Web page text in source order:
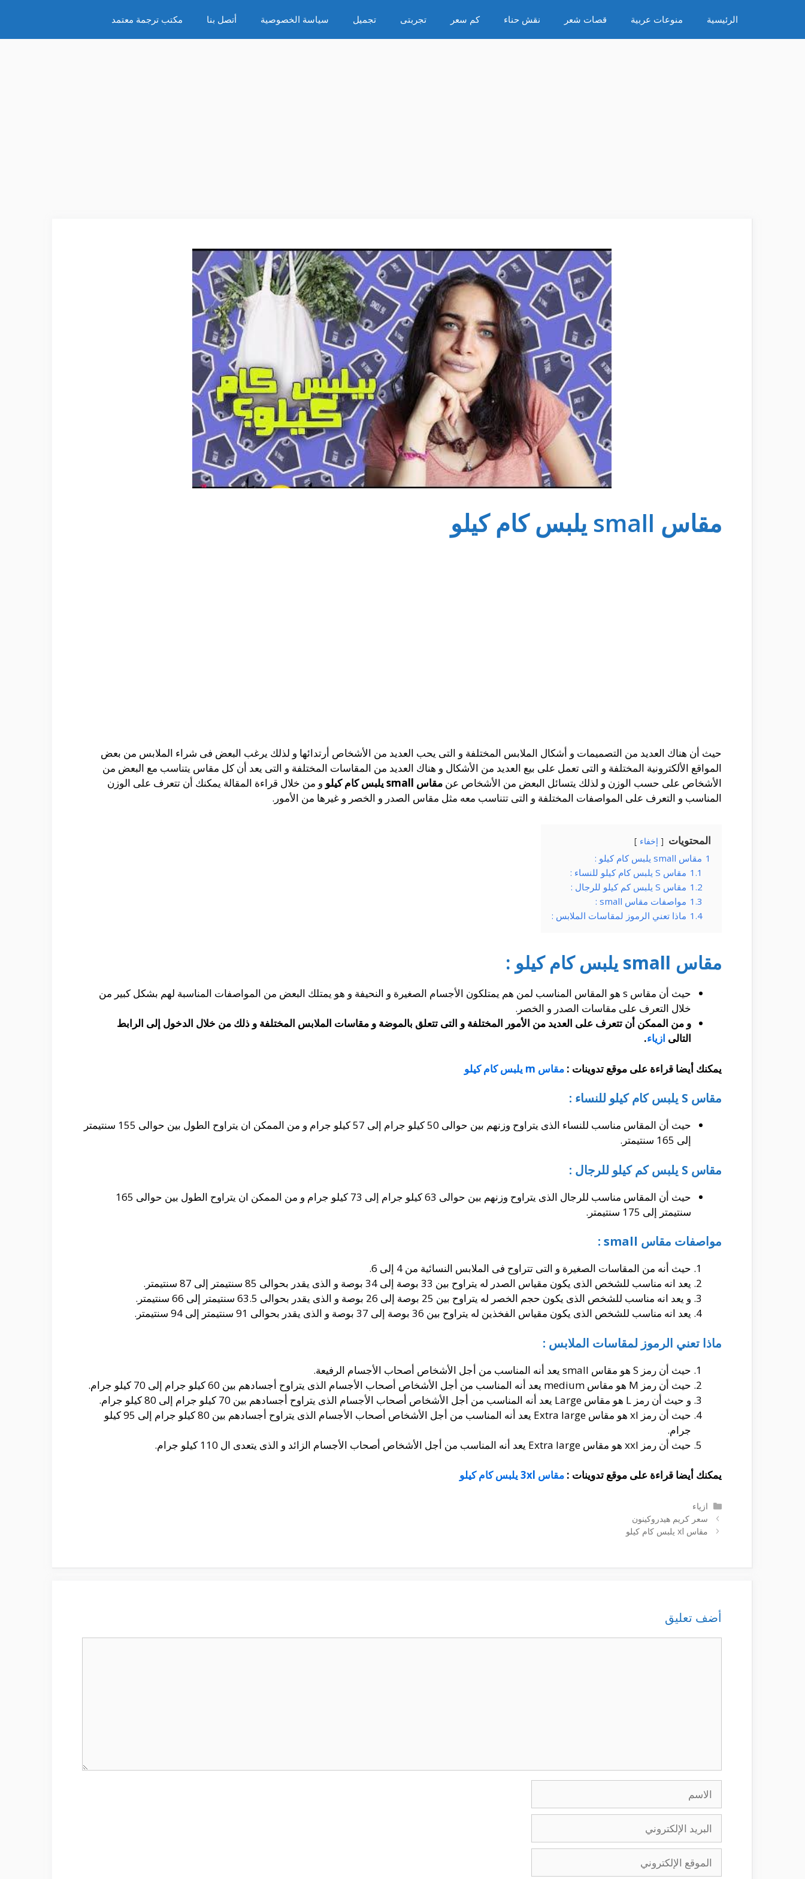
المحتوى
الرئيسية منوعات عربية قصات شعر نقش حناء كم سعر تجربتى تجميل سياسة الخصوصية أتصل بنا مكتب ترجمة معتمد
مقاس small يلبس كام كيلو
حيث أن هناك العديد من التصميمات و أشكال الملابس المختلفة و التى يحب العديد من الأشخاص أرتدائها و لذلك يرغب البعض فى شراء الملابس من بعض
المواقع الألكترونية المختلفة و التى تعمل على بيع العديد من الأشكال و هناك العديد من المقاسات المختلفة و التى يعد أن كل مقاس يتناسب مع البعض من
الأشخاص على حسب الوزن و لذلك يتسائل البعض من الأشخاص عن مقاس small يلبس كام كيلو
و من خلال قراءة المقالة يمكنك أن تتعرف على الوزن
المناسب و التعرف على المواصفات المختلفة و التى تتناسب معه مثل مقاس الصدر و الخصر و غيرها من الأمور.
المحتويات إخفاء
1 مقاس small يلبس كام كيلو :
1.1 مقاس S يلبس كام كيلو للنساء :
1.2 مقاس S يلبس كم كيلو للرجال :
1.3 مواصفات مقاس small :
1.4 ماذا تعني الرموز لمقاسات الملابس :
مقاس small يلبس كام كيلو :
حيث أن مقاس s هو المقاس المناسب لمن هم يمتلكون الأجسام الصغيرة و النحيفة و هو يمتلك البعض من المواصفات المناسبة لهم بشكل كبير من
خلال التعرف على مقاسات الصدر و الخصر.
و من الممكن أن تتعرف على العديد من الأمور المختلفة و التى تتعلق بالموضة و مقاسات الملابس المختلفة و ذلك من خلال الدخول إلى الرابط
التالى ازياء.
يمكنك أيضا قراءة على موقع تدوينات : مقاس m يلبس كام كيلو
مقاس S يلبس كام كيلو للنساء :
حيث أن المقاس مناسب للنساء الذى يتراوح وزنهم بين حوالى 50 كيلو جرام إلى 57 كيلو جرام و من الممكن ان يتراوح الطول بين حوالى 155 سنتيمتر
إلى 165 سنتيمتر.
مقاس S يلبس كم كيلو للرجال :
حيث أن المقاس مناسب للرجال الذى يتراوح وزنهم بين حوالى 63 كيلو جرام إلى 73 كيلو جرام و من الممكن ان يتراوح الطول بين حوالى 165
سنتيمتر إلى 175 سنتيمتر.
مواصفات مقاس small :
حيث أنه من المقاسات الصغيرة و التى تتراوح فى الملابس النسائية من 4 إلى 6.
يعد انه مناسب للشخص الذى يكون مقياس الصدر له يتراوح بين 33 بوصة إلى 34 بوصة و الذى يقدر بحوالى 85 سنتيمتر إلى 87 سنتيمتر.
و يعد انه مناسب للشخص الذى يكون حجم الخصر له يتراوح بين 25 بوصة إلى 26 بوصة و الذى يقدر بحوالى 63.5 سنتيمتر إلى 66 سنتيمتر.
يعد انه مناسب للشخص الذى يكون مقياس الفخذين له يتراوح بين 36 بوصة إلى 37 بوصة و الذى يقدر بحوالى 91 سنتيمتر إلى 94 سنتيمتر.
ماذا تعني الرموز لمقاسات الملابس :
حيث أن رمز S هو مقاس small يعد أنه المناسب من أجل الأشخاص أصحاب الأجسام الرفيعة.
حيث أن رمز M هو مقاس medium يعد أنه المناسب من أجل الأشخاص أصحاب الأجسام الذى يتراوح أجسادهم بين 60 كيلو جرام إلى 70 كيلو جرام.
و حيث أن رمز L هو مقاس Large يعد أنه المناسب من أجل الأشخاص أصحاب الأجسام الذى يتراوح أجسادهم بين 70 كيلو جرام إلى 80 كيلو جرام.
حيث أن رمز xl هو مقاس Extra large يعد أنه المناسب من أجل الأشخاص أصحاب الأجسام الذى يتراوح أجسادهم بين 80 كيلو جرام إلى 95 كيلو
جرام.
حيث أن رمز xxl هو مقاس Extra large يعد أنه المناسب من أجل الأشخاص أصحاب الأجسام الزائد و الذى يتعدى ال 110 كيلو جرام.
يمكنك أيضا قراءة على موقع تدوينات : مقاس 3xl يلبس كام كيلو
التصنيفات
ازياء
سعر كريم هيدروكينون
مقاس xl يلبس كام كيلو
أضف تعليق
الاسم
البريد
الإلكتروني
الموقع
الإلكتروني